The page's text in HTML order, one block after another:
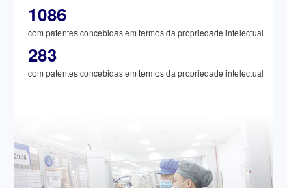
1086
com patentes concebidas em termos da propriedade intelectual
283
com patentes concebidas em termos da propriedade intelectual